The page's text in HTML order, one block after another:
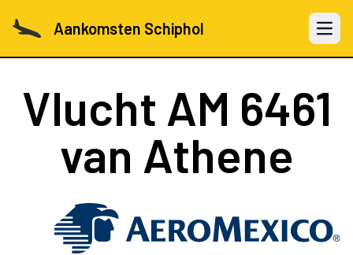
Aankomsten Schiphol Open
Vlucht AM 6461
van Athene